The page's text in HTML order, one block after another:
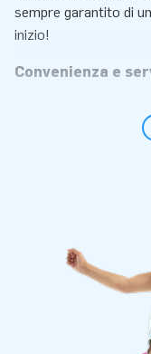
sempre garantito di
inizio!
Convenienza e
saltarello gonfiabile
manuale. Tutto
I gonfiabili JB sono
ribattute e realizzati
Sono quindi molto
inoltre coperto da